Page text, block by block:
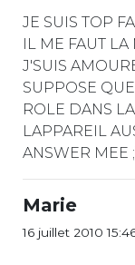
JE SUIS TOP
IL ME FAUT LA
J'SUIS
SUPPOSE
ROLE DANS
LAPPAREIL
ANSWER MEE
Marie
16 juillet 2010